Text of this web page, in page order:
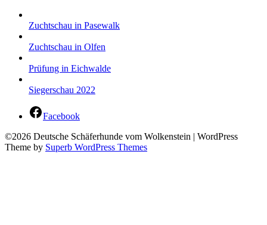
Zuchtschau in Pasewalk
Zuchtschau in Olfen
Prüfung in Eichwalde
Siegerschau 2022
Facebook
©2026 Deutsche Schäferhunde vom Wolkenstein | WordPress
Theme by Superb WordPress Themes